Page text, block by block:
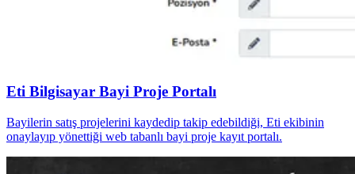
Eti Bilgisayar Bayi Proje Portalı
Bayilerin satış projelerini kaydedip takip edebildiği, Eti ekibinin
onaylayıp yönettiği web tabanlı bayi proje kayıt portalı.